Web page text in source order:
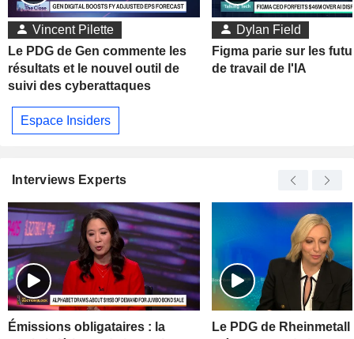
Vincent Pilette
Le PDG de Gen commente les
résultats et le nouvel outil de
suivi des cyberattaques
Dylan Field
Figma parie sur les
de travail de l'IA
Espace Insiders
Interviews Experts
Émissions obligataires : la
Le PDG de